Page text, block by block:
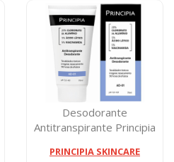
Desodorante
Antitranspirante Principia
PRINCIPIA SKINCARE